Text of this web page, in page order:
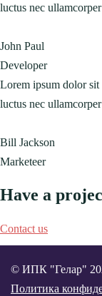
luctus nec
John Paul
Developer
Lorem ipsum dolor sit
luctus nec
Bill Jackson
Marketeer
Have a
Contact us
© ИПК "Гелар"
Политика